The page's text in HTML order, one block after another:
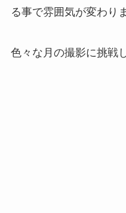
る事で雰囲気が変わり
色々な月の撮影に挑戦